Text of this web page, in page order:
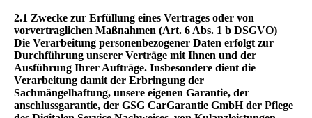
2.1 Zwecke zur Erfüllung eines Vertrages oder von
vorvertraglichen Maßnahmen (Art. 6 Abs. 1 b DSGVO)
Die Verarbeitung personenbezogener Daten erfolgt zur
Durchführung unserer Verträge mit Ihnen und der
Ausführung Ihrer Aufträge. Insbesondere dient die
Verarbeitung damit der Erbringung der
Sachmängelhaftung, unsere eigenen Garantie, der
anschlussgarantie, der GSG CarGarantie GmbH der Pflege